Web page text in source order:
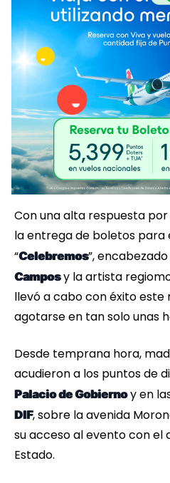
Con una alta respuesta
la entrega de boletos
“Celebremos”,
Camposy la artista
llevó a cabo con éxito este
agotarse en tan solo unas
Desde temprana hora,
acudieron a los puntos de
Palacio de Gobiernoy en
DIF, sobre la avenida
su acceso al evento con el
Estado.